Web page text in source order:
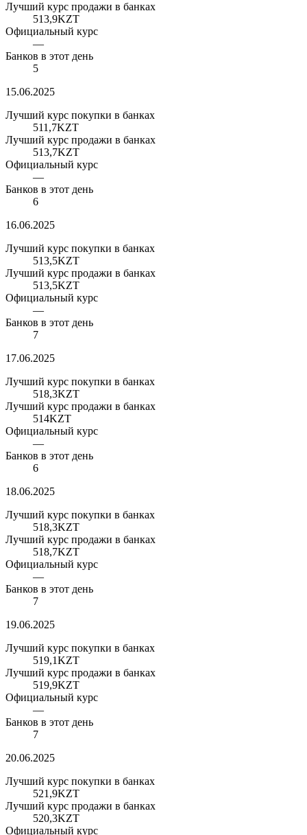
Лучший курс продажи в банках
513,9KZT
Официальный курс
—
Банков в этот день
5
15.06.2025
Лучший курс покупки в банках
511,7KZT
Лучший курс продажи в банках
513,7KZT
Официальный курс
—
Банков в этот день
6
16.06.2025
Лучший курс покупки в банках
513,5KZT
Лучший курс продажи в банках
513,5KZT
Официальный курс
—
Банков в этот день
7
17.06.2025
Лучший курс покупки в банках
518,3KZT
Лучший курс продажи в банках
514KZT
Официальный курс
—
Банков в этот день
6
18.06.2025
Лучший курс покупки в банках
518,3KZT
Лучший курс продажи в банках
518,7KZT
Официальный курс
—
Банков в этот день
7
19.06.2025
Лучший курс покупки в банках
519,1KZT
Лучший курс продажи в банках
519,9KZT
Официальный курс
—
Банков в этот день
7
20.06.2025
Лучший курс покупки в банках
521,9KZT
Лучший курс продажи в банках
520,3KZT
Официальный курс